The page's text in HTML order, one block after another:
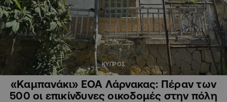
ΚΥΠΡΟΣ
«Καμπανάκι» ΕΟΑ Λάρνακας: Πέραν των
500 οι επικίνδυνες οικοδομές στην πόλη